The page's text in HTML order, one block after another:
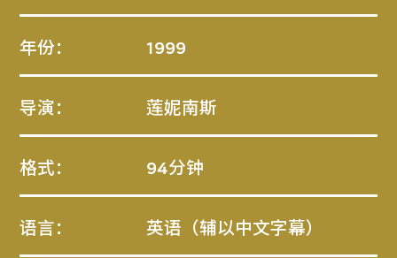
年份： 1999
导演： 莲妮南斯
格式： 94分钟
语言： 英语（辅以中文字幕）